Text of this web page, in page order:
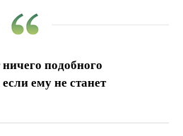
подобного
ему не станет